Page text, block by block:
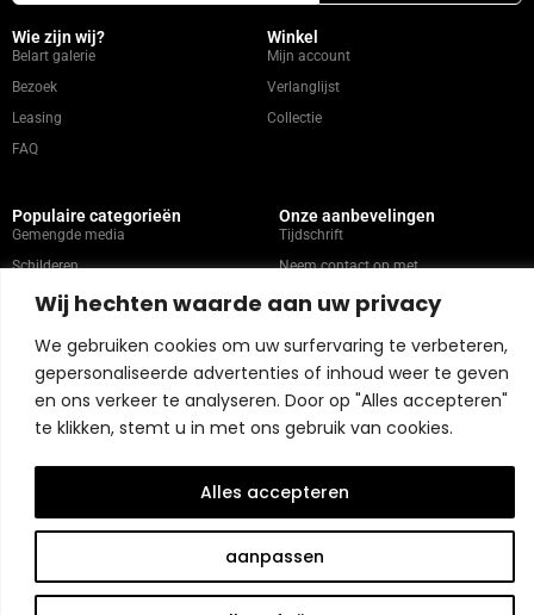
Wij hechten waarde aan uw privacy
We gebruiken cookies om uw surfervaring te verbeteren,
gepersonaliseerde advertenties of inhoud weer te geven
en ons verkeer te analyseren. Door op "Alles accepteren"
te klikken, stemt u in met ons gebruik van cookies.
aanpassen
Alles accepteren
Wie zijn wij?
Belart galerie
Bezoek
Leasing
FAQ
Winkel
Mijn account
Verlanglijst
Collectie
Populaire categorieën
Gemengde media
Schilderen
Abstract
Onze aanbevelingen
Tijdschrift
Neem contact op met
Kunstenaars
Winkelbeleid
Copyright © 2026 Belart Gallery | Powered by Carre agency